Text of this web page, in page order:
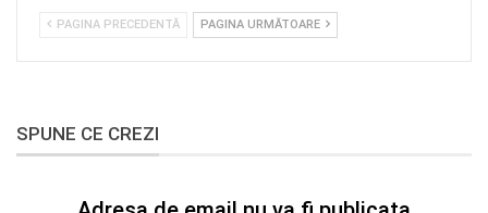
PAGINA PRECEDENTĂ PAGINA URMĂTOARE
SPUNE CE CREZI